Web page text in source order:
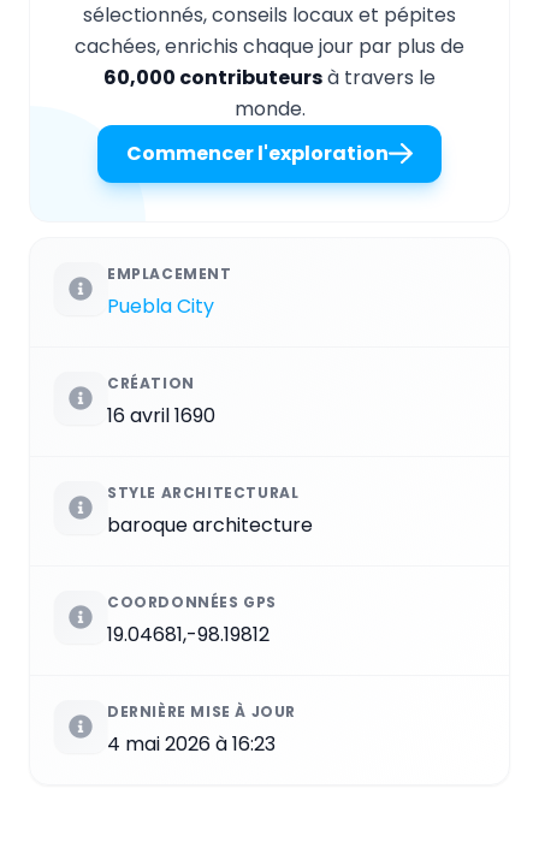
sélectionnés, conseils locaux et pépites
cachées, enrichis chaque jour par plus de
60,000 contributeursà travers le
monde.
Commencer l'exploration
EMPLACEMENT
Puebla City
CRÉATION
16 avril 1690
STYLE ARCHITECTURAL
baroque architecture
COORDONNÉES GPS
19.04681,-98.19812
DERNIÈRE MISE À JOUR
4 mai 2026 à 16:23